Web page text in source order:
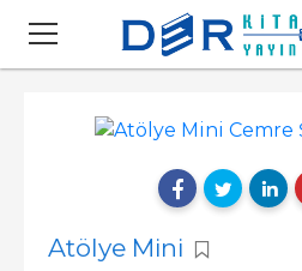
Atölye Mini